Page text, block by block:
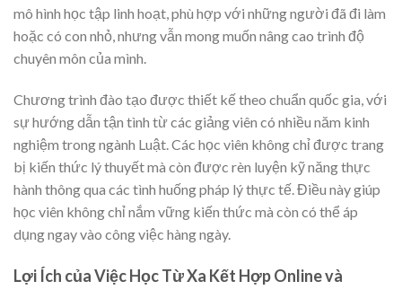
mô hình học tập linh hoạt, phù hợp với những người đã đi làm
hoặc có con nhỏ, nhưng vẫn mong muốn nâng cao trình độ
chuyên môn của mình.
Chương trình đào tạo được thiết kế theo chuẩn quốc gia, với
sự hướng dẫn tận tình từ các giảng viên có nhiều năm kinh
nghiệm trong ngành Luật. Các học viên không chỉ được trang
bị kiến thức lý thuyết mà còn được rèn luyện kỹ năng thực
hành thông qua các tình huống pháp lý thực tế. Điều này giúp
học viên không chỉ nắm vững kiến thức mà còn có thể áp
dụng ngay vào công việc hàng ngày.
Lợi Ích của Việc Học Từ Xa Kết Hợp Online và